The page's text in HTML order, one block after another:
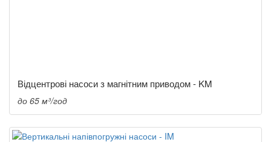
Відцентрові насоси з магнітним приводом - KM
до 65 м³/год